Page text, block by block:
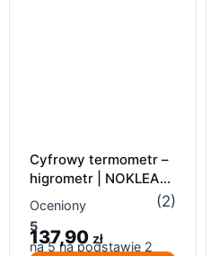
Cyfrowy termometr –
higrometr | NOKLEAD
NK5253
Oceniony
5
na 5 na podstawie 2
(2)
137,90 zł